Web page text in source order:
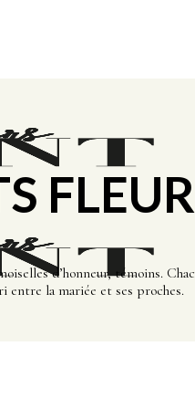
d’honneur, témoins.
entre la mariée et ses proches.